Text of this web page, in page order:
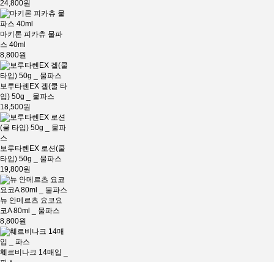
24,800원
마키론 피카츄 물파
스 40ml
8,800원
보루타렌EX 겔(쿨 타
입) 50g _ 물파스
18,500원
보루타렌EX 로션(쿨
타입) 50g _ 물파스
19,800원
뉴 안메르츠 요코요
코A 80ml _ 물파스
8,800원
훼르비나크 14매입 _